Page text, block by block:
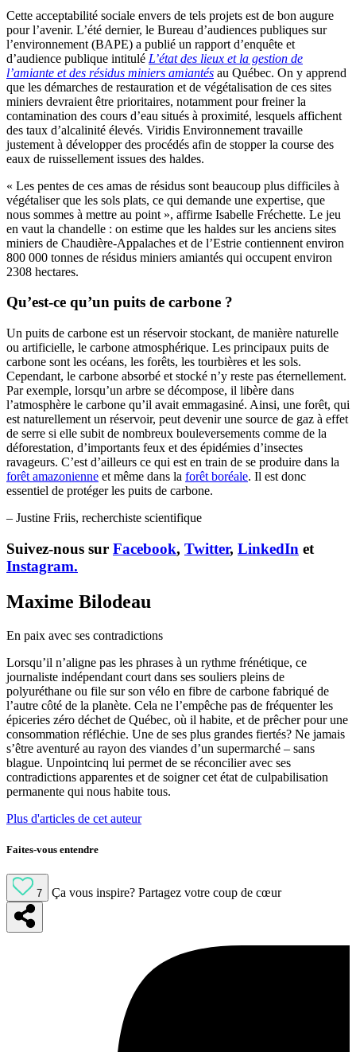
Cette acceptabilité sociale envers de tels projets est de bon augure
pour l’avenir. L’été dernier, le Bureau d’audiences publiques sur
l’environnement (BAPE) a publié un rapport d’enquête et
d’audience publique intitulé L’état des lieux et la gestion de
l’amiante et des résidus miniers amiantés au Québec. On y apprend
que les démarches de restauration et de végétalisation de ces sites
miniers devraient être prioritaires, notamment pour freiner la
contamination des cours d’eau situés à proximité, lesquels affichent
des taux d’alcalinité élevés. Viridis Environnement travaille
justement à développer des procédés afin de stopper la course des
eaux de ruissellement issues des haldes.
« Les pentes de ces amas de résidus sont beaucoup plus difficiles à
végétaliser que les sols plats, ce qui demande une expertise, que
nous sommes à mettre au point », affirme Isabelle Fréchette. Le jeu
en vaut la chandelle : on estime que les haldes sur les anciens sites
miniers de Chaudière-Appalaches et de l’Estrie contiennent environ
800 000 tonnes de résidus miniers amiantés qui occupent environ
2308 hectares.
Qu’est-ce qu’un puits de carbone ?
Un puits de carbone est un réservoir stockant, de manière naturelle
ou artificielle, le carbone atmosphérique. Les principaux puits de
carbone sont les océans, les forêts, les tourbières et les sols.
Cependant, le carbone absorbé et stocké n’y reste pas éternellement.
Par exemple, lorsqu’un arbre se décompose, il libère dans
l’atmosphère le carbone qu’il avait emmagasiné. Ainsi, une forêt, qui
est naturellement un réservoir, peut devenir une source de gaz à effet
de serre si elle subit de nombreux bouleversements comme de la
déforestation, d’importants feux et des épidémies d’insectes
ravageurs. C’est d’ailleurs ce qui est en train de se produire dans la
forêt amazonienne et même dans la forêt boréale. Il est donc
essentiel de protéger les puits de carbone.
– Justine Friis, recherchiste scientifique
Suivez-nous sur Facebook, Twitter, LinkedIn et
Instagram.
Maxime Bilodeau
En paix avec ses contradictions
Lorsqu’il n’aligne pas les phrases à un rythme frénétique, ce
journaliste indépendant court dans ses souliers pleins de
polyuréthane ou file sur son vélo en fibre de carbone fabriqué de
l’autre côté de la planète. Cela ne l’empêche pas de fréquenter les
épiceries zéro déchet de Québec, où il habite, et de prêcher pour une
consommation réfléchie. Une de ses plus grandes fiertés? Ne jamais
s’être aventuré au rayon des viandes d’un supermarché – sans
blague. Unpointcinq lui permet de se réconcilier avec ses
contradictions apparentes et de soigner cet état de culpabilisation
permanente qui nous habite tous.
Plus d'articles de cet auteur
Faites-vous entendre
7 Ça vous inspire? Partagez votre coup de cœur